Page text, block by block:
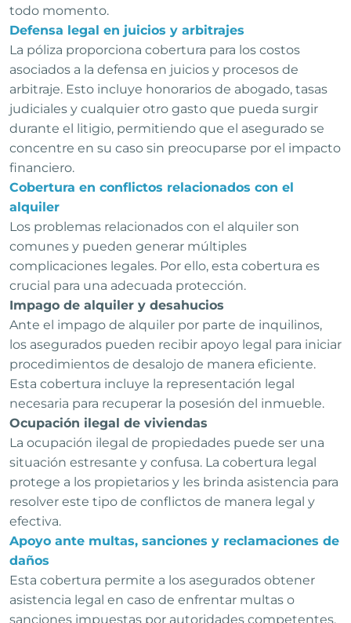
todo momento.
Defensa legal en juicios y arbitrajes
La póliza proporciona cobertura para los costos
asociados a la defensa en juicios y procesos de
arbitraje. Esto incluye honorarios de abogado, tasas
judiciales y cualquier otro gasto que pueda surgir
durante el litigio, permitiendo que el asegurado se
concentre en su caso sin preocuparse por el impacto
financiero.
Cobertura en conflictos relacionados con el
alquiler
Los problemas relacionados con el alquiler son
comunes y pueden generar múltiples
complicaciones legales. Por ello, esta cobertura es
crucial para una adecuada protección.
Impago de alquiler y desahucios
Ante el impago de alquiler por parte de inquilinos,
los asegurados pueden recibir apoyo legal para iniciar
procedimientos de desalojo de manera eficiente.
Esta cobertura incluye la representación legal
necesaria para recuperar la posesión del inmueble.
Ocupación ilegal de viviendas
La ocupación ilegal de propiedades puede ser una
situación estresante y confusa. La cobertura legal
protege a los propietarios y les brinda asistencia para
resolver este tipo de conflictos de manera legal y
efectiva.
Apoyo ante multas, sanciones y reclamaciones de
daños
Esta cobertura permite a los asegurados obtener
asistencia legal en caso de enfrentar multas o
sanciones impuestas por autoridades competentes.